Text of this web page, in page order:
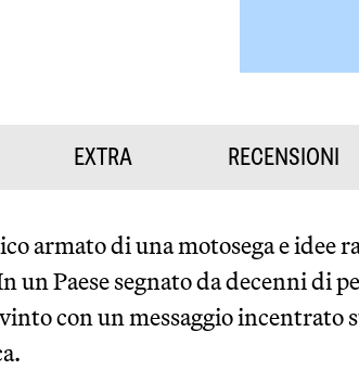
EXTRA RECENSIONI
armato di una motosega e idee
un Paese segnato da decenni di
con un messaggio